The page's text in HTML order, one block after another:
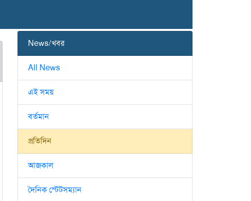
News/খবর
All News
এই সময়
বর্তমান
প্রতিদিন
আজকাল
দৈনিক স্টেটসম্যান